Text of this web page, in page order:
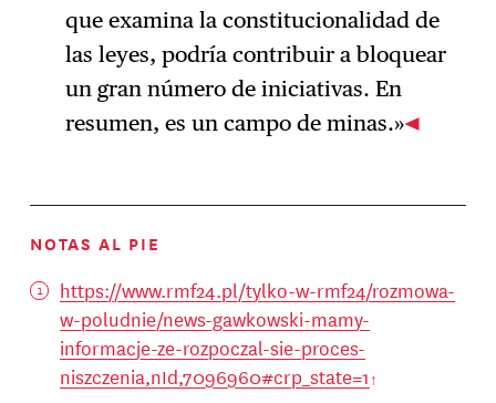
que examina la constitucionalidad de
las leyes, podría contribuir a bloquear
un gran número de iniciativas. En
resumen, es un campo de minas.»
NOTAS AL PIE
https://www.rmf24.pl/tylko-w-rmf24/rozmowa-
w-poludnie/news-gawkowski-mamy-
informacje-ze-rozpoczal-sie-proces-
niszczenia,nId,7096960#crp_state=1